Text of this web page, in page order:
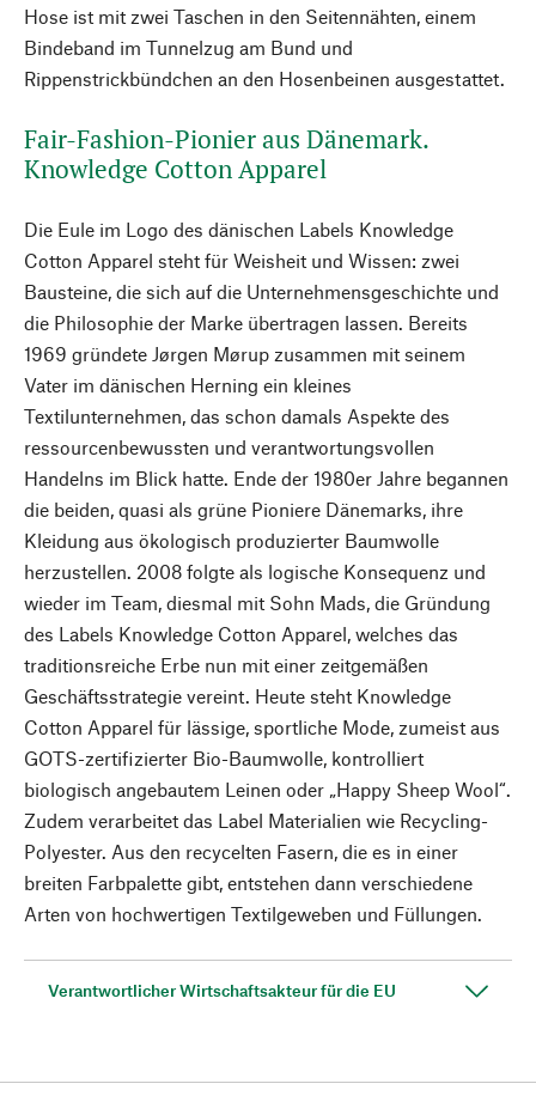
Hose ist mit zwei Taschen in den Seitennähten, einem
Bindeband im Tunnelzug am Bund und
Rippenstrickbündchen an den Hosenbeinen ausgestattet.
Fair-Fashion-Pionier aus Dänemark.
Knowledge Cotton Apparel
Die Eule im Logo des dänischen Labels Knowledge
Cotton Apparel steht für Weisheit und Wissen: zwei
Bausteine, die sich auf die Unternehmensgeschichte und
die Philosophie der Marke übertragen lassen. Bereits
1969 gründete Jørgen Mørup zusammen mit seinem
Vater im dänischen Herning ein kleines
Textilunternehmen, das schon damals Aspekte des
ressourcenbewussten und verantwortungsvollen
Handelns im Blick hatte. Ende der 1980er Jahre begannen
die beiden, quasi als grüne Pioniere Dänemarks, ihre
Kleidung aus ökologisch produzierter Baumwolle
herzustellen. 2008 folgte als logische Konsequenz und
wieder im Team, diesmal mit Sohn Mads, die Gründung
des Labels Knowledge Cotton Apparel, welches das
traditionsreiche Erbe nun mit einer zeitgemäßen
Geschäftsstrategie vereint. Heute steht Knowledge
Cotton Apparel für lässige, sportliche Mode, zumeist aus
GOTS-zertifizierter Bio-Baumwolle, kontrolliert
biologisch angebautem Leinen oder „Happy Sheep Wool“.
Zudem verarbeitet das Label Materialien wie Recycling-
Polyester. Aus den recycelten Fasern, die es in einer
breiten Farbpalette gibt, entstehen dann verschiedene
Arten von hochwertigen Textilgeweben und Füllungen.
Verantwortlicher Wirtschaftsakteur für die EU